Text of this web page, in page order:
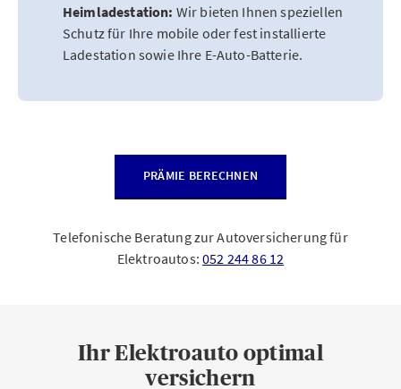
Heimladestation: Wir bieten Ihnen speziellen
Schutz für Ihre mobile oder fest installierte
Ladestation sowie Ihre E-Auto-Batterie.
PRÄMIE BERECHNEN
Telefonische Beratung zur Autoversicherung für
Elektroautos:052 244 86 12
Ihr Elektroauto optimal
versichern